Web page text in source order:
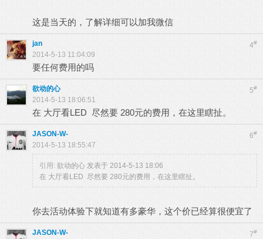
这是当天的，了解详细可以加我微信
4#
jan
2014-5-13 11:04:09
要任何费用的吗
5#
欲动的心
2014-5-13 18:06:51
在 大厅看LED 尽然要 280元的费用，在这里瞎扯。
6#
JASON-W-
2014-5-13 18:55:47
引用: 欲动的心 发表于 2014-5-13 18:06
在 大厅看LED 尽然要 280元的费用，在这里瞎扯。
你去活动体验下就知道有多豪华，这个价已经算很便宜了
7#
JASON-W-